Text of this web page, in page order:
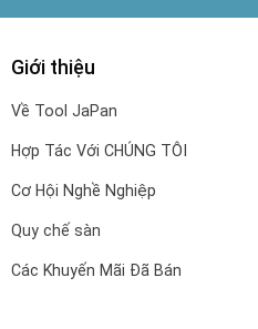
Giới thiệu
Về Tool JaPan
Hợp Tác Với CHÚNG TÔI
Cơ Hội Nghề Nghiệp
Quy chế sàn
Các Khuyến Mãi Đã Bán